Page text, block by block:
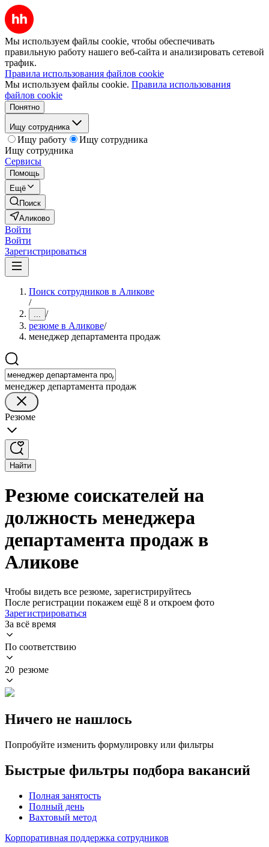
Мы используем файлы cookie, чтобы обеспечивать
правильную работу нашего веб-сайта и анализировать сетевой
трафик.
Правила использования файлов cookie
Мы используем файлы cookie. Правила использования
файлов cookie
Понятно
Ищу сотрудника
Ищу работу
Ищу сотрудника
Ищу сотрудника
Сервисы
Помощь
Ещё
Поиск
Аликово
Войти
Войти
Зарегистрироваться
Поиск сотрудников в Аликове
/
... /
резюме в Аликове/
менеджер департамента продаж
менеджер департамента продаж
Резюме
Найти
Резюме соискателей на
должность менеджера
департамента продаж в
Аликове
Чтобы видеть все резюме, зарегистрируйтесь
После регистрации покажем ещё 8 и откроем фото
Зарегистрироваться
За всё время
По соответствию
20 резюме
Ничего не нашлось
Попробуйте изменить формулировку или фильтры
Быстрые фильтры подбора вакансий
Полная занятость
Полный день
Вахтовый метод
Корпоративная поддержка сотрудников